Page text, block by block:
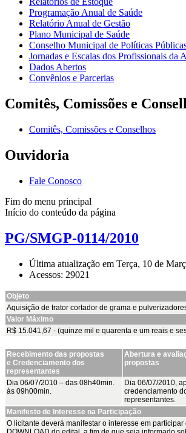
Programação Anual de Saúde
Relatório Anual de Gestão
Plano Municipal de Saúde
Conselho Municipal de Políticas
Jornadas e Escalas dos Profissionais da
Dados Abertos
Convênios e Parcerias
Comitês, Comissões e
Comitês, Comissões e Conselhos
Ouvidoria
Fale Conosco
Fim do menu principal
Início do conteúdo da página
PG/SMGP-0114/2010
Última atualização em Terça, 10 de
Acessos: 29021
Objeto
Aquisição de trator cortador de grama e
Valor Máximo
R$ 15.041,67 - (quinze mil e quarenta e um reais e
Recebimento das propostas
e Credenciamento dos
representantes
Abertura e
propostas
Dia 06/07/2010 – das 08h40min.
às 09h00min.
Dia 06/07/2010,
credenciamento
representantes.
Manifesto de Interesse na Participação
O licitante deverá manifestar o interesse em